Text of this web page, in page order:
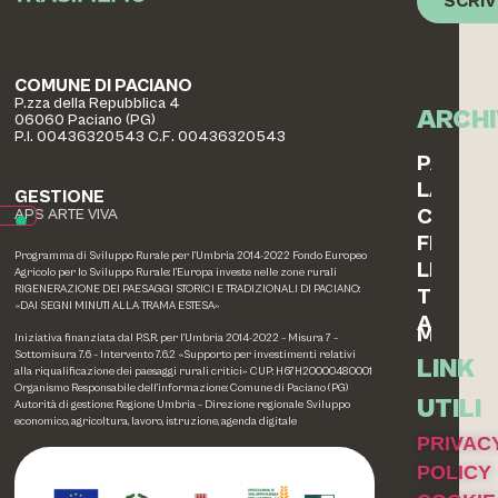
COMUNE DI PACIANO
P.zza della Repubblica 4
06060 Paciano (PG)
P.I. 00436320543 C.F. 00436320543
GESTIONE
APS ARTE VIVA
Programma di Sviluppo Rurale per l’Umbria 2014-2022 Fondo Europeo
Agricolo per lo Sviluppo Rurale: l’Europa investe nelle zone rurali
RIGENERAZIONE DEI PAESAGGI STORICI E TRADIZIONALI DI PACIANO:
«DAI SEGNI MINUTI ALLA TRAMA ESTESA»
Iniziativa finanziata dal P.S.R. per l’Umbria 2014-2022 – Misura 7 –
Sottomisura 7.6 – Intervento 7.6.2 «Supporto per investimenti relativi
alla riqualificazione dei paesaggi rurali critici» CUP: H67H20000480001
Organismo Responsabile dell’informazione: Comune di Paciano (PG)
Autorità di gestione: Regione Umbria – Direzione regionale Sviluppo
economico, agricoltura, lavoro, istruzione, agenda digitale
COTTO
FERRO
LEGNO
ALTRE
LINK
UTILI
POLICY